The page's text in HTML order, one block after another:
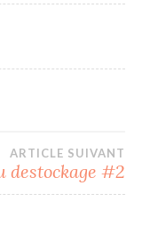
ARTICLE SUIVANT
destockage #2